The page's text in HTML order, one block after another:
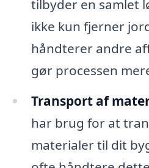
tilbyder en samlet
ikke kun fjerner
håndterer andre
gør processen
Transport af
har brug for at
materialer til dit